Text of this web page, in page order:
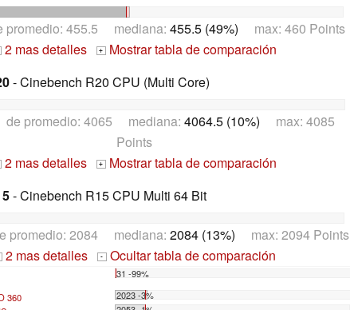
455.5 mediana: 455.5 (49%) max: 460 Points
2 mas detalles + Mostrar tabla de comparación
- Cinebench R20 CPU (Multi Core)
promedio: 4065 mediana: 4064.5 (10%) max: 4085
Points
2 mas detalles + Mostrar tabla de comparación
- Cinebench R15 CPU Multi 64 Bit
promedio: 2084 mediana: 2084 (13%) max: 2094 Points
2 mas detalles - Ocultar tabla de comparación
31 -99%
360
2023 -3%